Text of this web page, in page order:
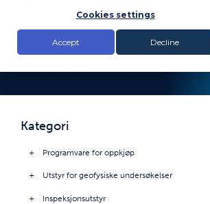
Cookies settings
Accept Decline
PRODUKTER
Kraftløsninger
Kategori
Programvare for oppkjøp
Utstyr for geofysiske undersøkelser
Inspeksjonsutstyr